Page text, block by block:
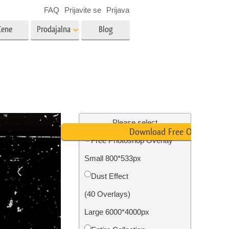
Obnova fotografij
Prodajalna
elementi
Blog
FAQ Prijavite se Prijava
Please select
Free Photoshop Overlay
Small 800*533px
Dust Effect
(40 Overlays)
Large 6000*4000px
Download Free Overlay